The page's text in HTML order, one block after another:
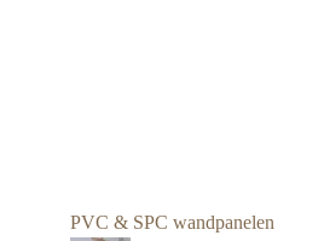
PVC & SPC wandpanelen